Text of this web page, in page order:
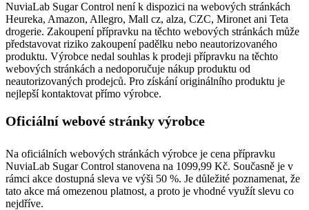
NuviaLab Sugar Control není k dispozici na webových stránkách
Heureka, Amazon, Allegro, Mall cz, alza, CZC, Mironet ani Teta
drogerie. Zakoupení přípravku na těchto webových stránkách může
představovat riziko zakoupení padělku nebo neautorizovaného
produktu. Výrobce nedal souhlas k prodeji přípravku na těchto
webových stránkách a nedoporučuje nákup produktu od
neautorizovaných prodejců. Pro získání originálního produktu je
nejlepší kontaktovat přímo výrobce.
Oficiální webové stránky výrobce
Na oficiálních webových stránkách výrobce je cena přípravku
NuviaLab Sugar Control stanovena na 1099,99 Kč. Současně je v
rámci akce dostupná sleva ve výši 50 %. Je důležité poznamenat, že
tato akce má omezenou platnost, a proto je vhodné využít slevu co
nejdříve.